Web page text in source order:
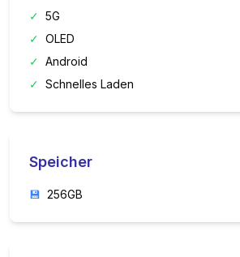
✓ 5G
✓ OLED
✓ Android
✓ Schnelles Laden
Speicher
💾 256GB